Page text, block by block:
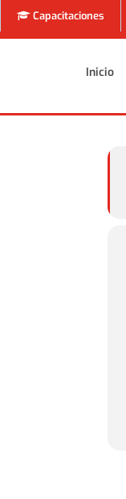
Capacitaciones
Inicio
Inicio